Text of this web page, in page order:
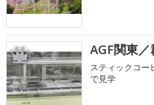
2 AGF関東
スティックコー
で見学